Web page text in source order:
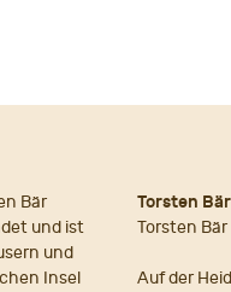
Bär
und ist
und
Insel
Torsten
Torsten Bär
Auf der